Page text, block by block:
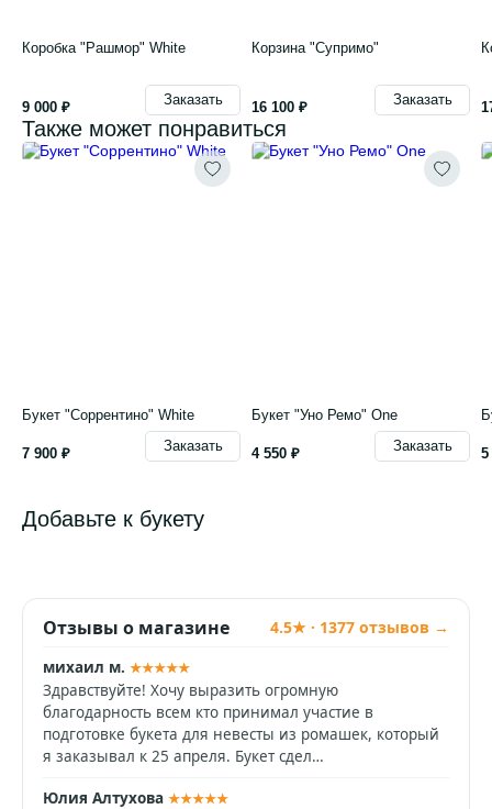
Коробка "Рашмор" White
9 000 ₽ Заказать
Корзина "Супримо"
16 100 ₽ Заказать
Также может понравиться
Букет "Соррентино" White
7 900 ₽ Заказать
Букет "Уно Ремо" One
4 550 ₽ Заказать 5
Добавьте к букету
Отзывы о магазине 4.5★ · 1377 отзывов →
михаил м. ★★★★★
Здравствуйте! Хочу выразить огромную
благодарность всем кто принимал участие в
подготовке букета для невесты из ромашек, который
я заказывал к 25 апреля. Букет сдел…
Юлия Алтухова ★★★★★